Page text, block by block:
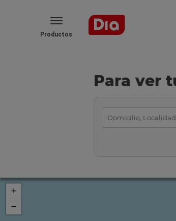
Productos
Para ver
+
−